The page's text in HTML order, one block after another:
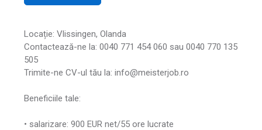
Locație: Vlissingen, Olanda
Contactează-ne la: 0040 771 454 060 sau 0040 770 135
505
Trimite-ne CV-ul tău la: info@meisterjob.ro
Beneficiile tale:
• salarizare: 900 EUR net/55 ore lucrate